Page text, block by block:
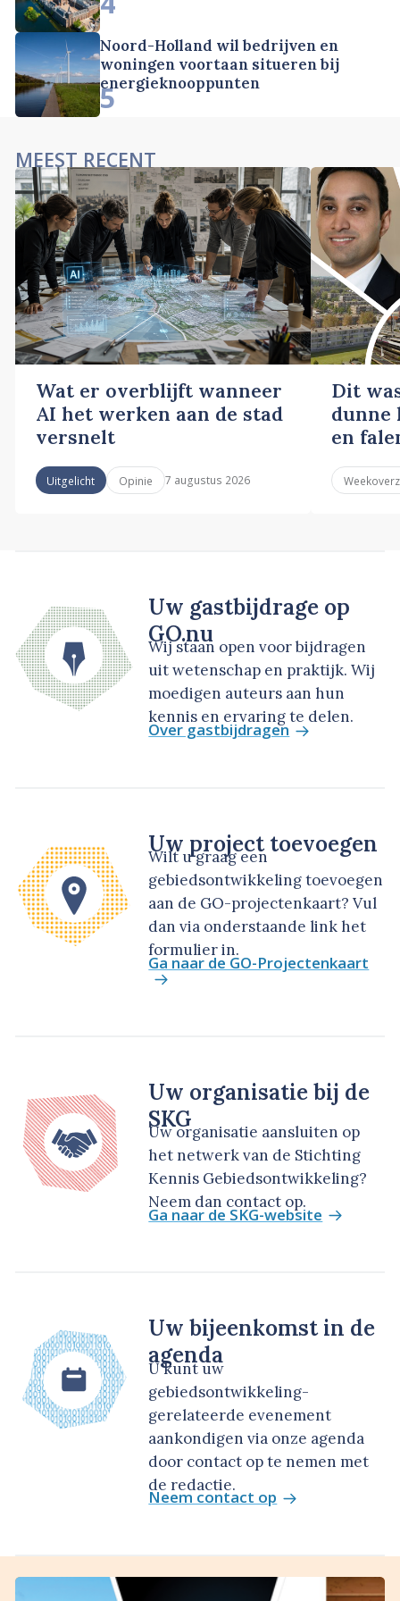
Noord-Holland wil bedrijven en
woningen voortaan situeren bij
energieknooppunten
5
MEEST RECENT
Wat er overblijft wanneer
AI het werken aan de stad
versnelt
Uitgelicht Opinie 7 augustus 2026
Dit
dunne
en
Uw gastbijdrage op
GO.nu
Wij staan open voor bijdragen
uit wetenschap en praktijk. Wij
moedigen auteurs aan hun
kennis en ervaring te delen.
Over gastbijdragen
Uw project toevoegen
Wilt u graag een
gebiedsontwikkeling toevoegen
aan de GO-projectenkaart? Vul
dan via onderstaande link het
formulier in.
Ga naar de GO-Projectenkaart
Uw organisatie bij de
SKG
Uw organisatie aansluiten op
het netwerk van de Stichting
Kennis Gebiedsontwikkeling?
Neem dan contact op.
Ga naar de SKG-website
Uw bijeenkomst in de
agenda
U kunt uw
gebiedsontwikkeling-
gerelateerde evenement
aankondigen via onze agenda
door contact op te nemen met
de redactie.
Neem contact op